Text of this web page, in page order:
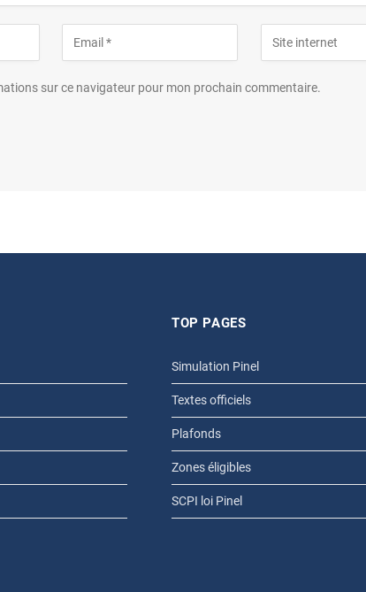
sur ce navigateur pour mon prochain commentaire.
TOP PAGES
Simulation Pinel
Textes officiels
Plafonds
Zones éligibles
SCPI loi Pinel